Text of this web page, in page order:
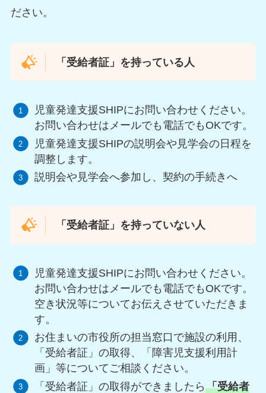
ださい。
「受給者証」を持っている人
児童発達支援SHIPにお問い合わせください。
お問い合わせはメールでも電話でもOKです。
児童発達支援SHIPの説明会や見学会の日程を
調整します。
説明会や見学会へ参加し、契約の手続きへ
「受給者証」を持っていない人
児童発達支援SHIPにお問い合わせください。
お問い合わせはメールでも電話でもOKです。
空き状況等についてお伝えさせていただきま
す。
お住まいの市役所の担当窓口で施設の利用、
「受給者証」の取得、「障害児支援利用計
画」等についてご相談ください。
「受給者証」の取得ができましたら「受給者